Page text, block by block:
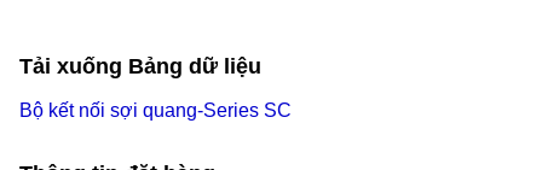
Tải xuống Bảng dữ liệu
Bộ kết nối sợi quang-Series SC